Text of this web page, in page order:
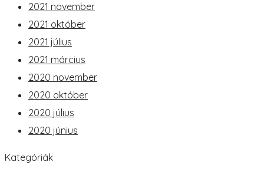
2021 november
2021 október
2021 július
2021 március
2020 november
2020 október
2020 július
2020 június
Kategóriák